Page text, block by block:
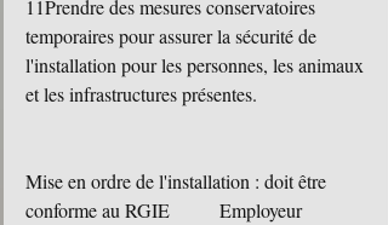
11Prendre des mesures conservatoires
temporaires pour assurer la sécurité de
l'installation pour les personnes, les animaux
et les infrastructures présentes.
Mise en ordre de l'installation : doit être
conforme au RGIE	Employeur